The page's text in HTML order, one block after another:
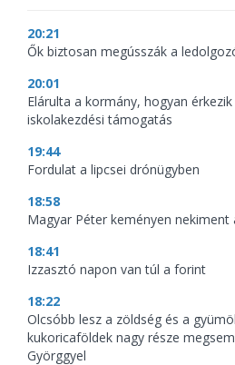
20:21
Ők biztosan megússzák a
20:01
Elárulta a kormány, hogyan
iskolakezdési támogatás
19:44
Fordulat a lipcsei drónügyben
18:58
Magyar Péter keményen
18:41
Izzasztó napon van túl a forint
18:22
Olcsóbb lesz a zöldség és a
kukoricaföldek nagy része
Györggyel